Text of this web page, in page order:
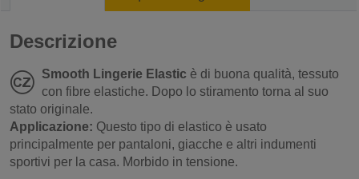
Descrizione
Smooth Lingerie Elastic è di buona qualità, tessuto
con fibre elastiche. Dopo lo stiramento torna al suo
stato originale.
Applicazione: Questo tipo di elastico è usato
principalmente per pantaloni, giacche e altri indumenti
sportivi per la casa. Morbido in tensione.